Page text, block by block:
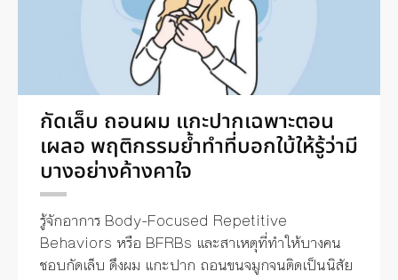
กัดเล็บ ถอนผม แกะปากเฉพาะตอน
เผลอ พฤติกรรมย้ำทำที่บอกใบ้ให้รู้ว่ามี
บางอย่างค้างคาใจ
รู้จักอาการ Body-Focused Repetitive
Behaviors หรือ BFRBs และสาเหตุที่ทำให้บางคน
ชอบกัดเล็บ ดึงผม แกะปาก ถอนขนจมูกจนติดเป็นนิสัย